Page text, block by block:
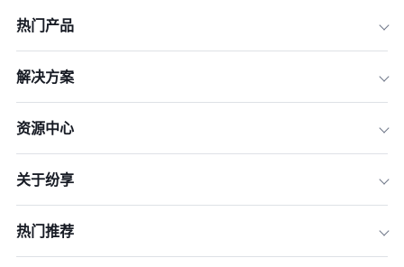
你的AI CRM
队中生根发芽
热门产品
解决方案
资源中心
关于纷享
热门推荐